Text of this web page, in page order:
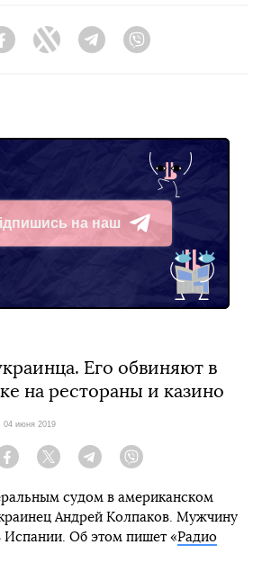
FacebookTwitter Telegram
на наш
Его обвиняют в
на рестораны и казино
04 июня 2019
Facebook Twitter Telegram
судом в американском
Андрей Колпаков. Мужчину
Испании. Об этом пишет «Радио